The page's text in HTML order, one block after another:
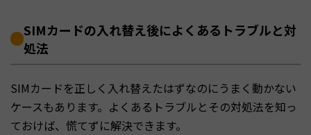
SIMカードの入れ替え後によくあるトラブルと対
処法
SIMカードを正しく入れ替えたはずなのにうまく動かない
ケースもあります。よくあるトラブルとその対処法を知っ
ておけば、慌てずに解決できます。